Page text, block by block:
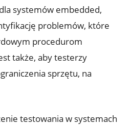
systemów embedded,
problemów, które
procedurom
także, aby testerzy
sprzętu, na
testowania w systemach